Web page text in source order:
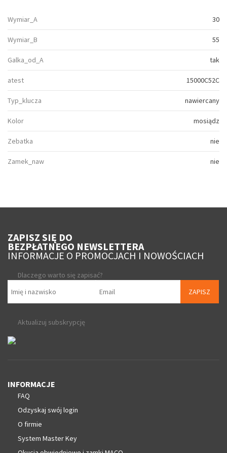
Wymiar_A 30
Wymiar_B 55
Galka_od_A tak
atest 15000C52C
Typ_klucza nawiercany
Kolor mosiądz
Zebatka nie
Zamek_naw nie
ZAPISZ SIĘ DO
BEZPŁATNEGO NEWSLETTERA
INFORMACJE O PROMOCJACH I NOWOŚCIACH
Dlaczego warto się zapisać?
ZAPISZ
Aktualizuj subskrypcję
INFORMACJE
FAQ
Odzyskaj swój login
O firmie
System Master Key